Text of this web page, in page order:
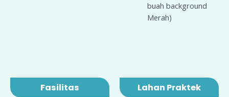
buah background
Merah)
Fasilitas Lahan Praktek